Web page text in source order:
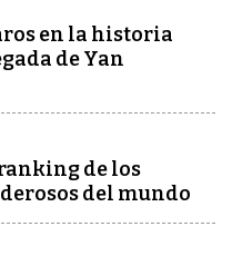
en la historia
de Yan
de los
del mundo